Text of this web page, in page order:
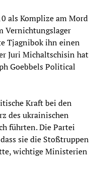
als Komplize am Mord
Vernichtungslager
Tjagnibok ihn einen
Juri Michaltschisin hat
Goebbels Political
Kraft bei den
des ukrainischen
führten. Die Partei
sie die Stoßtruppen
wichtige Ministerien